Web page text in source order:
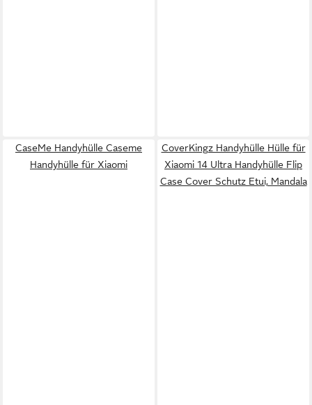
CaseMe Handyhülle Caseme
Handyhülle für Xiaomi
CoverKingz Handyhülle Hülle für
Xiaomi 14 Ultra Handyhülle Flip
Case Cover Schutz Etui, Mandala